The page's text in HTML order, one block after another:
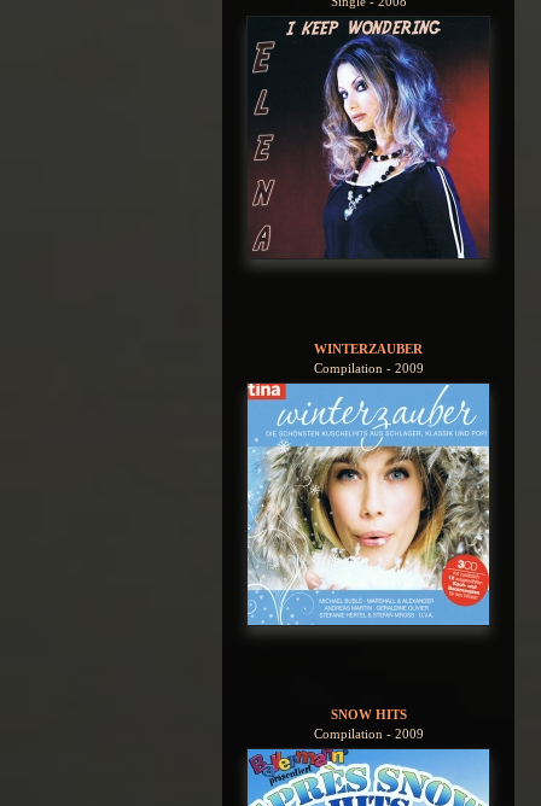
WINTERZAUBER
Compilation - 2009
SNOW HITS
Compilation - 2009